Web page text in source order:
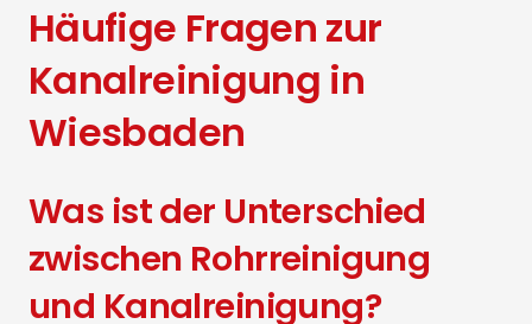
Häufige Fragen zur
Kanalreinigung in
Wiesbaden
Was ist der Unterschied
zwischen Rohrreinigung
und Kanalreinigung?